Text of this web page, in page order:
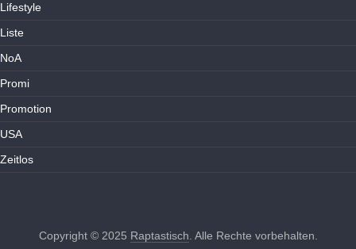
Lifestyle
Liste
NoA
Promi
Promotion
USA
Zeitlos
Copyright © 2025 Raptastisch . Alle Rechte vorbehalten.